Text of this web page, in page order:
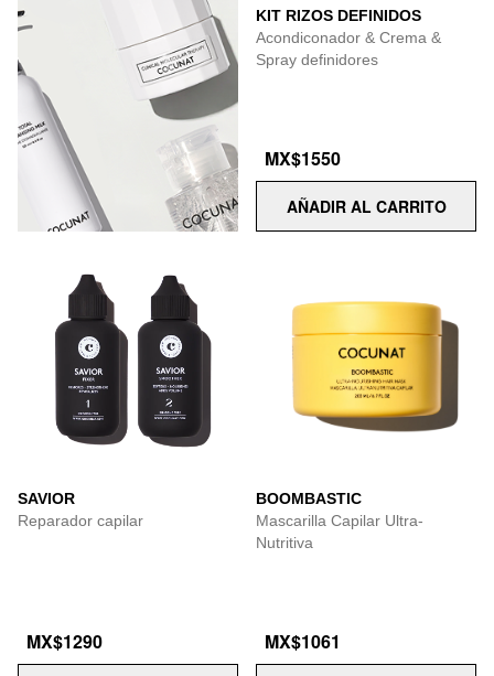
KIT RIZOS DEFINIDOS
Acondiconador & Crema &
Spray definidores
MX$1550
AÑADIR AL CARRITO
SAVIOR
Reparador capilar
MX$1290
BOOMBASTIC
Mascarilla Capilar Ultra-
Nutritiva
MX$1061